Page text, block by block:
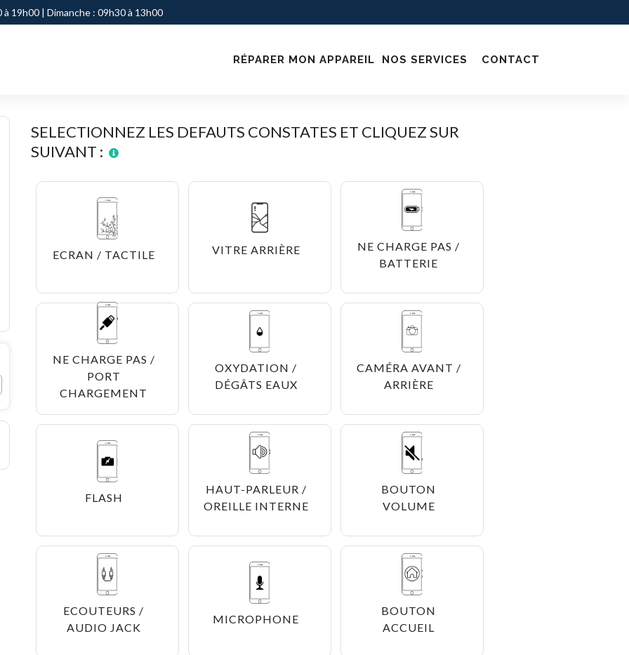
19h00 | Dimanche : 09h30 à 13h00
RÉPARER MON APPAREIL NOS SERVICES CONTACT
SELECTIONNEZ LES DEFAUTS CONSTATES ET CLIQUEZ SUR
SUIVANT :
ECRAN / TACTILE VITRE ARRIÈRE
NE CHARGE PAS /
BATTERIE
NE CHARGE PAS /
PORT
CHARGEMENT
OXYDATION /
DÉGÂTS EAUX
CAMÉRA AVANT /
ARRIÈRE
FLASH
HAUT-PARLEUR /
OREILLE INTERNE
BOUTON
VOLUME
ECOUTEURS /
AUDIO JACK
MICROPHONE
BOUTON
ACCUEIL